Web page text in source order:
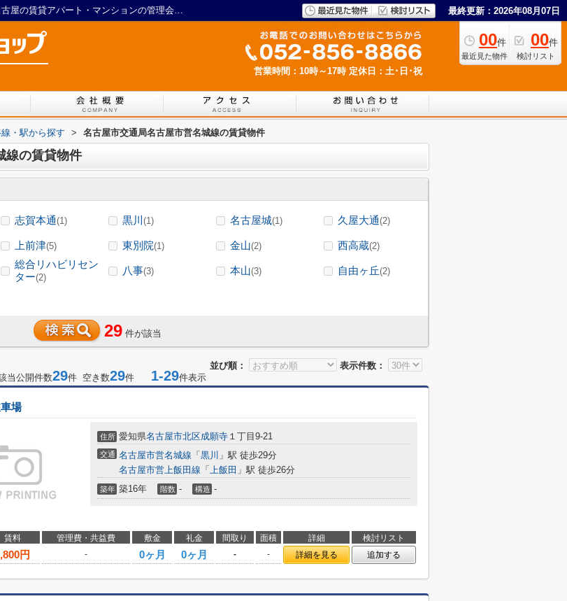
駅選択：名古屋市交通局名古屋市営名城線の賃貸物件｜名古屋の賃貸アパート・マンションの管理会社はLIXIL不動産ショップ マイルーム館 名古屋店 最終更新：2026年08月07日
00件
最近見た物件
00件
検討リスト
営業時間：10時～17時 定休日：土･日･祝
・駅から探す > 名古屋市交通局名古屋市営名城線の賃貸物件
線の賃貸物件
志賀本通(1) 黒川 (1) 名古屋城(1) 久屋大通(2)
上前津(5) 東別院(1) 金山(2) 西高蔵(2)
総合リハビリセン
ター(2)
八事(3) 本山(3) 自由ヶ丘(2)
29 件が該当
並び順：
表示件数：
当公開件数29件 空き数29件 1-29件表示
場
住所 愛知県名古屋市北区成願寺 １丁目9-21
交通 名古屋市営名城線 「 黒川 」駅 徒歩29分
名古屋市営上飯田線 「 上飯田 」駅 徒歩26分
築年 築16年 階数 - 構造 -
賃料 管理費・共益費 敷金 礼金 間取り 面積 詳細
検討リスト
円 - 0ヶ月 0ヶ月 - - 詳細を見る 追加する